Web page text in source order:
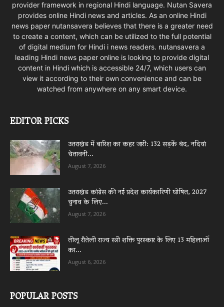
provider framework in regional Hindi language. Nutan Savera
provides online Hindi news and articles. As an online Hindi
news paper nutansavera believes that there is a greater need
to create a content, which can be utilized to the full potential
of digital medium for Hindi i news readers. nutansavera a
leading Hindi news paper online is looking to provide digital
content in Hindi which is accessible 24/7, which users can
view it according to their own convenience and can be
watched from anywhere on any smart device.
EDITOR PICKS
उत्तराखंड में बारिश का कहर जारी: 132 सड़कें बंद, नदियां
चेतावनी...
August 7, 2026
उत्तराखंड कांग्रेस की नई प्रदेश कार्यकारिणी घोषित, 2027
चुनाव के लिए...
August 7, 2026
तीलू रौतेली राज्य स्त्री शक्ति पुरस्कार के लिए 13 महिलाओं
का...
August 6, 2026
POPULAR POSTS